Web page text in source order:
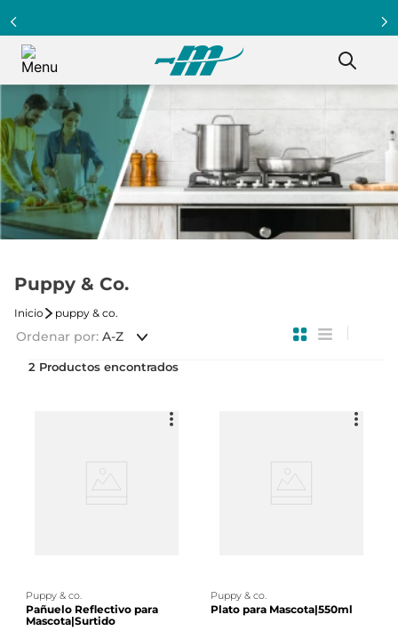
Puppy & Co.
puppy & co.
Ordenar por A-Z
2
puppy & co.
Pañuelo Reflectivo para
Mascota|Surtido
puppy & co.
Plato para Mascota|550ml